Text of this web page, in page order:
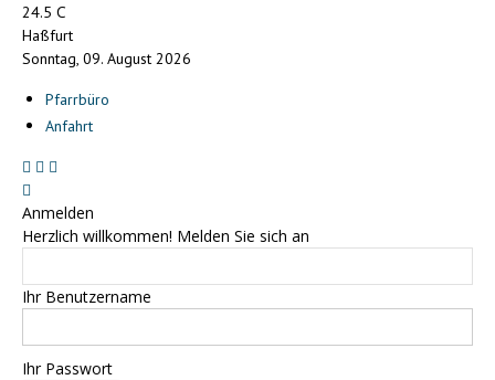
24.5 C
Haßfurt
Sonntag, 09. August 2026
Pfarrbüro
Anfahrt
Anmelden
Herzlich willkommen! Melden Sie sich an
Ihr Benutzername
Ihr Passwort